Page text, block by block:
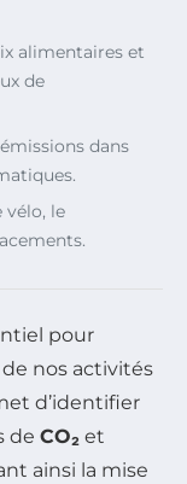
alimentaires et
de
dans
vélo, le
pour
nos activités
d’identifier
de CO₂ et
ainsi la mise